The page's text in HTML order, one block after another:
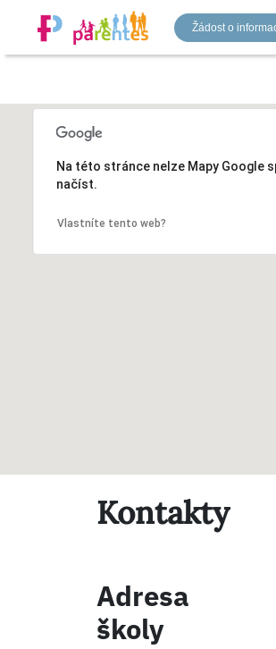
obsah
Žádost o
Mateřská škola
Základní škola
Gymnázium
Na této stránce nelze Mapy Google
načíst.
Vlastníte tento web?
Kontakty
Adresa
školy